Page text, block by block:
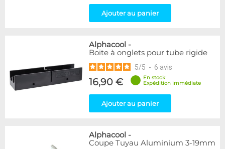
Ajouter au panier
Alphacool -
Boite à onglets pour tube rigide
5/5 - 6 avis
16,90 €
En stock
Expédition immédiate
Ajouter au panier
Alphacool -
Coupe Tuyau Aluminium 3-19mm